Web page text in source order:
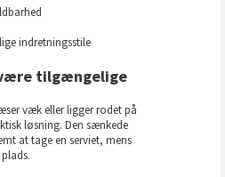
indretningsstile
tilgængelige
væk eller ligger rodet på
løsning. Den sænkede
at tage en serviet, mens